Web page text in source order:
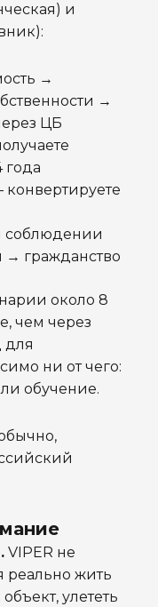
и
→
→
ЦБ
соблюдении
гражданство
около 8
чем через
для
ни от чего:
обучение.
VIPER не
реально жить
улететь